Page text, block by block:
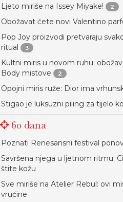
Ljeto miriše na Issey Miyake! 2
Obožavat ćete novi Valentino
Pop Joy proizvodi pretvaraju
ritual
3
Kultni miris u novom ruhu:
Body mistove
2
Opojni miris ruže: Dior ima
Stigao je luksuzni piling za tijelo
60 dana
Poznati Renesansni festival
Savršena njega u ljetnom ritmu:
štite kožu
Sve miriše na Atelier Rebul: ovi
vrućine